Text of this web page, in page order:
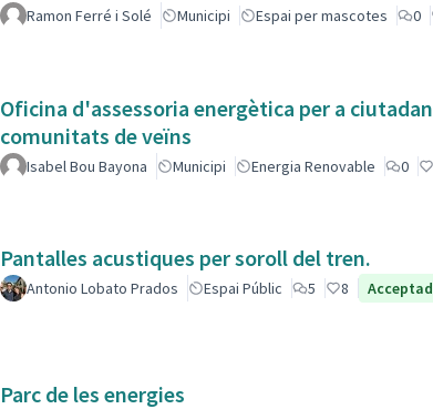
Ramon Ferré i Solé Municipi Espai per mascotes 0
Oficina d'assessoria energètica per a
comunitats de veïns
Isabel Bou Bayona Municipi Energia Renovable 0
Pantalles acustiques per soroll del tren.
Antonio Lobato Prados Espai Públic 5 8
Parc de les energies